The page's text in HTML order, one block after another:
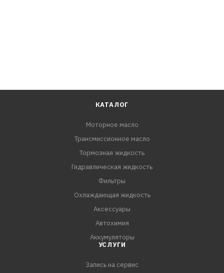
КАТАЛОГ
Моторное масло
Трансмиссионное масло
Тормозная жидкость
Гидравлическая жидкость
Фильтры
Охлаждающая жидкость
Аксессуары
Автохимия
Аккумуляторы
УСЛУГИ
Запись на сервис